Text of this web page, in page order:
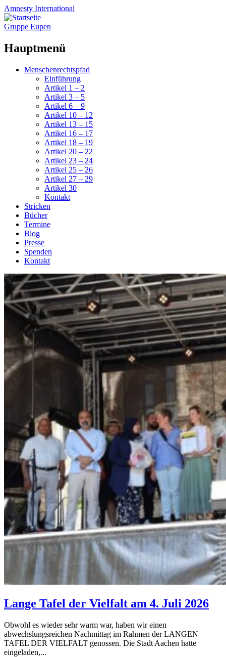
Amnesty International
Gruppe Eupen
Hauptmenü
Zum
Menschenrechtspfad
Einführung
Artikel 1 – 2
Artikel 3 – 5
Artikel 6 – 9
Artikel 10 – 12
Artikel 13 – 15
Artikel 16 – 17
Artikel 18 – 19
Artikel 20 – 22
Artikel 23 – 24
Artikel 25 – 26
Artikel 27 – 29
Artikel 30
Kontakt
Stricken
Bücher
Termine
Blog
Presse
Spenden
Kontakt
Lange Tafel der Vielfalt am 4. Juli 2026
Obwohl es wieder sehr warm war, haben wir einen
abwechslungsreichen Nachmittag im Rahmen der LANGEN
TAFEL DER VIELFALT genossen. Die Stadt Aachen hatte
eingeladen,...